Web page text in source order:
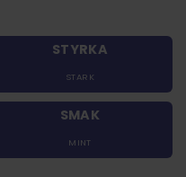
STYRKA
STARK
SMAK
MINT